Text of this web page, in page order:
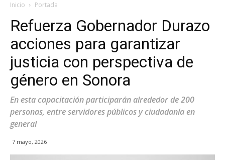
Inicio Portada
Refuerza Gobernador Durazo
acciones para garantizar
justicia con perspectiva de
género en Sonora
En esta capacitación participarán alrededor de 200
personas, entre servidores públicos y ciudadanía en
general
7 mayo, 2026